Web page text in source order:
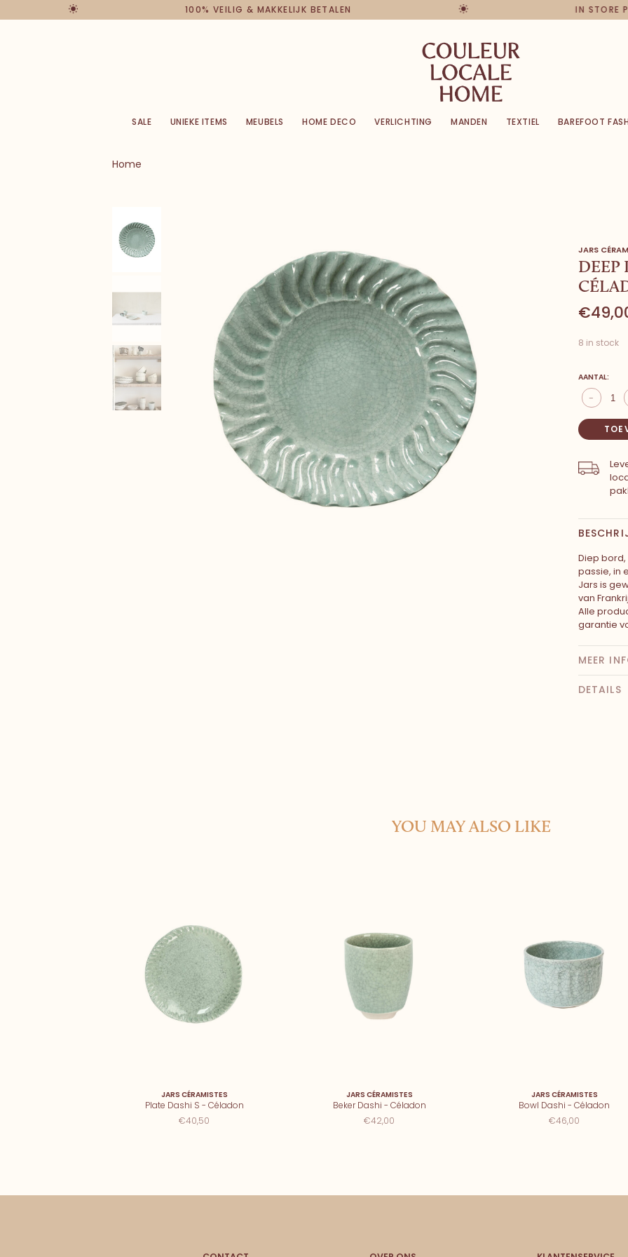
100% VEILIG & MAKKELIJK BETALEN IN STORE
SALE UNIEKE ITEMS MEUBELS HOME DECO VERLICHTING MANDEN TEXTIEL BAREFOOT
Home
JARS
DEEP
8 in stock
AANTAL:
-
Diep
passie, in
Jars is
van
Alle
garantie
MEER
DETAILS
YOU MAY ALSO LIKE
JARS CÉRAMISTES
Plate Dashi S - Céladon
€40,50
JARS CÉRAMISTES
Beker Dashi - Céladon
€42,00
JARS CÉRAMISTES
Bowl Dashi - Céladon
€46,00